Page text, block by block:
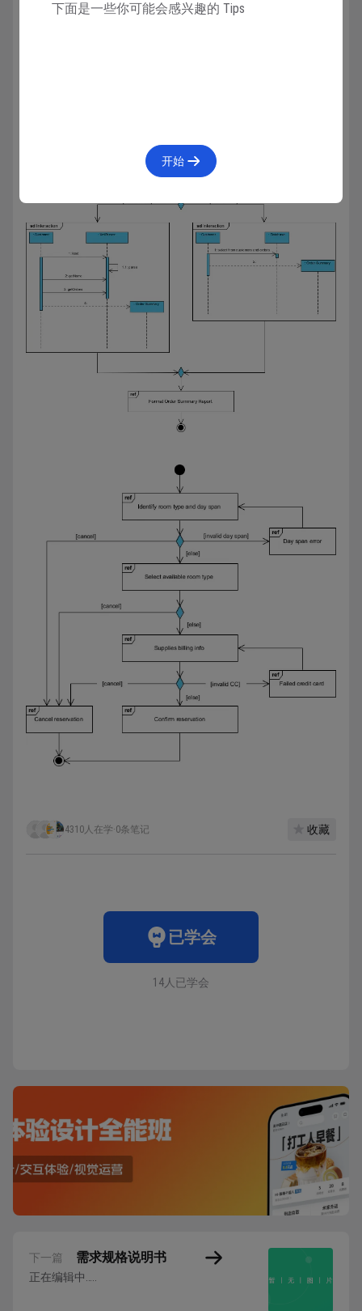
4310人在学·0条笔记 收藏
已学会
14人已学会
下一篇 需求规格说明书
正在编辑中…..
下面是一些你可能会感兴趣的 Tips
开始